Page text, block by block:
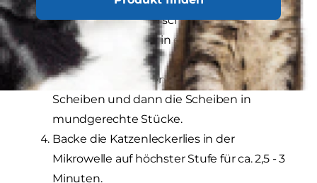
Öffne die Dose und schüttle den Inhalt aus
der Dose, sodass er in einem Stück vor Dir
liegt.
Schneide das Dosenfutter in 1/4 dicke
Scheiben und dann die Scheiben in
mundgerechte Stücke.
Backe die Katzenleckerlies in der
Mikrowelle auf höchster Stufe für ca. 2,5 - 3
Minuten.